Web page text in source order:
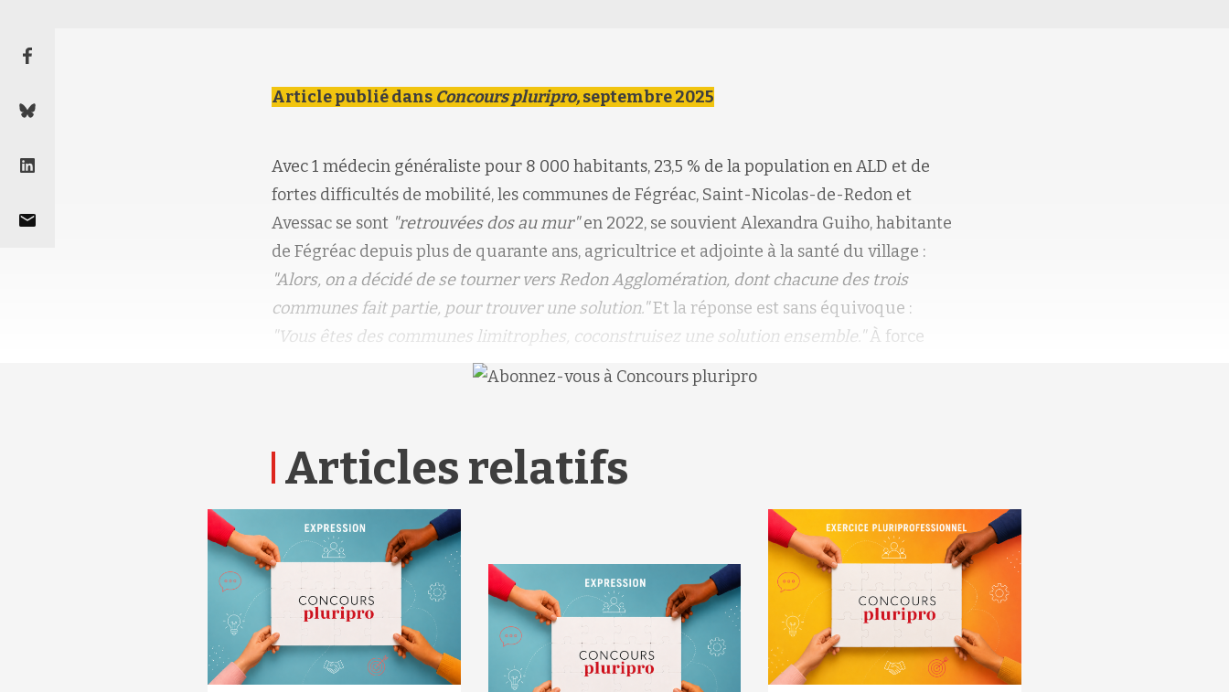
Article publié dans Concours pluripro,septembre 2025
Avec 1 médecin généraliste pour 8 000 habitants, 23,5 % de la population en ALD et de
fortes difficultés de mobilité, les communes de Fégréac, Saint-Nicolas-de-Redon et
Avessac se sont "retrouvées dos au mur"en 2022, se souvient Alexandra Guiho, habitante
de Fégréac depuis plus de quarante ans, agricultrice et adjointe à la santé du village :
"Alors, on a décidé de se tourner vers Redon Agglomération, dont chacune des trois
communes fait partie, pour trouver une solution."Et la réponse est sans équivoque :
"Vous êtes des communes limitrophes, coconstruisez une solution ensemble."À force
Articles relatifs